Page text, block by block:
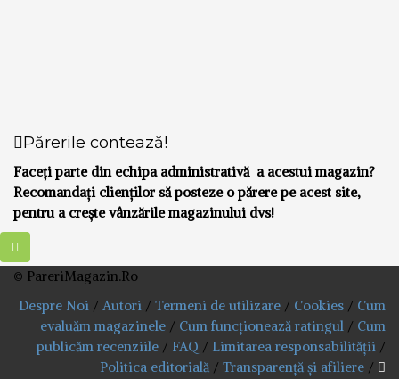
Părerile contează!
Faceți parte din echipa administrativă a acestui magazin?
Recomandați clienților să posteze o părere pe acest site,
pentru a crește vânzările magazinului dvs!
© PareriMagazin.Ro
Despre Noi / Autori / Termeni de utilizare / Cookies / Cum
evaluăm magazinele / Cum funcționează ratingul / Cum
publicăm recenziile / FAQ / Limitarea responsabilității /
Politica editorială / Transparență și afiliere /